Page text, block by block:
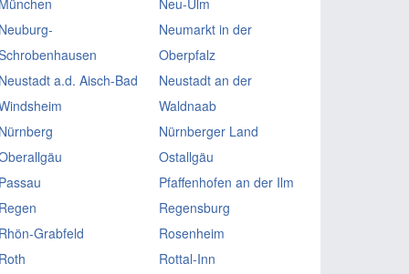
Neu-Ulm
Neumarkt in der
Oberpfalz
a.d. Aisch-Bad
Neustadt an der
Waldnaab
Nürnberger Land
Ostallgäu
Pfaffenhofen an der Ilm
Regensburg
Grabfeld
Rosenheim
Rottal-Inn